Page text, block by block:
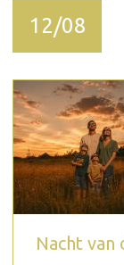
12/08
Nacht van